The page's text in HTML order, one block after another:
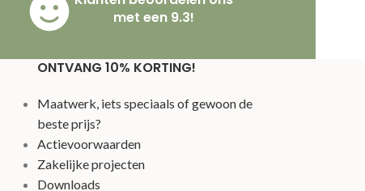
met een 9.3!
ONTVANG 10% KORTING!
Maatwerk, iets speciaals of gewoon de
beste prijs?
Actievoorwaarden
Zakelijke projecten
Downloads